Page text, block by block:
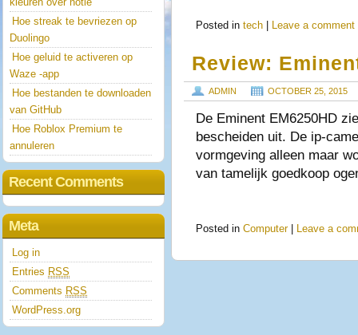
Posted in tech Leave a comment
Review:
ADMIN OCTOBER 25, 2015
De Eminent EM6250HD
bescheiden uit. De ip-
vormgeving alleen maar
van tamelijk goedkoop
Posted in Computer Leave a
Hoe streak te bevriezen op
Duolingo
Hoe geluid te activeren op
Waze -app
Hoe bestanden te downloaden
van GitHub
Hoe Roblox Premium te
annuleren
Recent Comments
Meta
Log in
Entries RSS
Comments RSS
WordPress.org